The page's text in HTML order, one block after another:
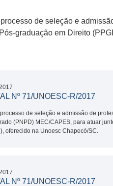
de seleção e
graduação em Direito
Nº 71/UNOESC-R/2017
de seleção e admissão de
(PNPD) MEC/CAPES, para atuar
oferecido na Unoesc Chapecó/SC.
Nº 71/UNOESC-R/2017